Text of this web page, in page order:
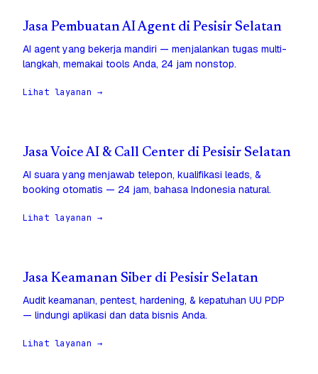
Jasa Pembuatan AI Agent di Pesisir Selatan
AI agent yang bekerja mandiri — menjalankan tugas multi-
langkah, memakai tools Anda, 24 jam nonstop.
Lihat layanan →
Jasa Voice AI & Call Center di Pesisir Selatan
AI suara yang menjawab telepon, kualifikasi leads, &
booking otomatis — 24 jam, bahasa Indonesia natural.
Lihat layanan →
Jasa Keamanan Siber di Pesisir Selatan
Audit keamanan, pentest, hardening, & kepatuhan UU PDP
— lindungi aplikasi dan data bisnis Anda.
Lihat layanan →